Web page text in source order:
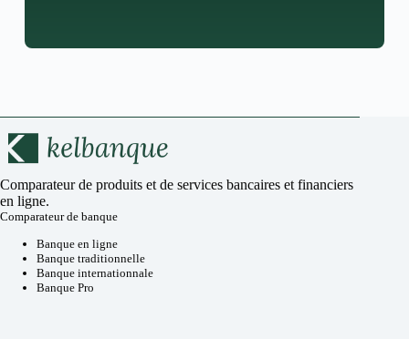
Comparateur de produits et de services bancaires et financiers
en ligne.
Comparateur de banque
Banque en ligne
Banque traditionnelle
Banque internationnale
Banque Pro